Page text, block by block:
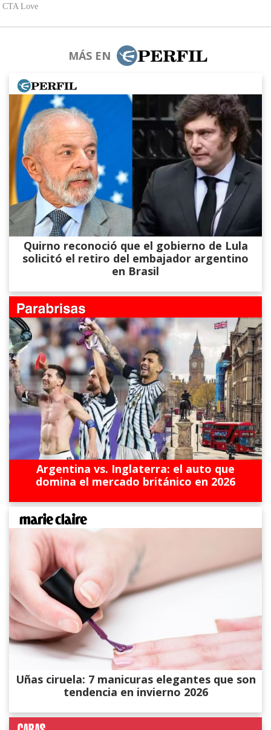
MÁS EN
Quirno reconoció que el gobierno de Lula
solicitó el retiro del embajador argentino
en Brasil
Argentina vs. Inglaterra: el auto que
domina el mercado británico en 2026
Uñas ciruela: 7 manicuras elegantes que son
tendencia en invierno 2026